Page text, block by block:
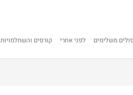
משלימים לפני אחרי קורסים והשתלמויות